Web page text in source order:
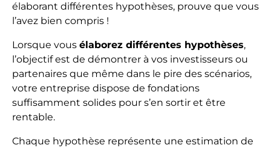
élaborant différentes hypothèses, prouve que vous
l’avez bien compris !
Lorsque vous élaborez différentes hypothèses,
l’objectif est de démontrer à vos investisseurs ou
partenaires que même dans le pire des scénarios,
votre entreprise dispose de fondations
suffisamment solides pour s’en sortir et être
rentable.
Chaque hypothèse représente une estimation de